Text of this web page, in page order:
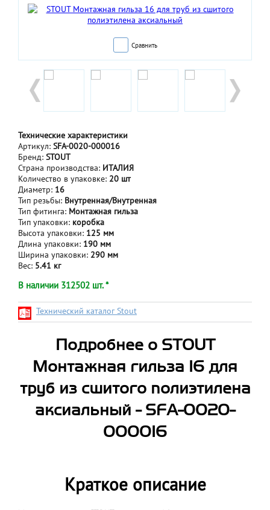
Сравнить
Технические характеристики
Артикул: SFA-0020-000016
Бренд: STOUT
Страна производства: ИТАЛИЯ
Количество в упаковке: 20 шт
Диаметр: 16
Тип резьбы: Внутренная/Внутренная
Тип фитинга: Монтажная гильза
Тип упаковки: коробка
Высота упаковки: 125 мм
Длина упаковки: 190 мм
Ширина упаковки: 290 мм
Вес: 5.41 кг
В наличии 312502 шт. *
Технический каталог Stout
Подробнее о STOUT
Монтажная гильза 16 для
труб из сшитого полиэтилена
аксиальный - SFA-0020-
000016
Краткое описание